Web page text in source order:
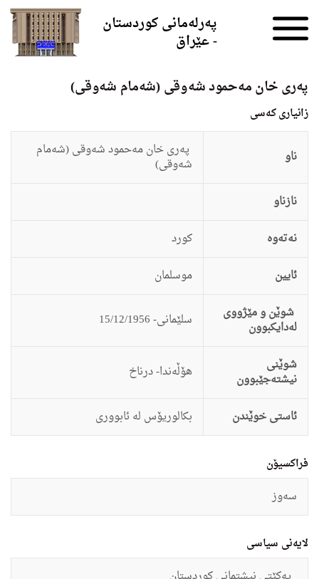
پەرلەمانی کوردستان
- عێراق
په‌رى خان مه‌حمود شه‌وقی (شه‌مام شه‌وقى)
زانيارى کەسی
ناو په‌رى خان مه‌حمود شه‌وقی (شه‌مام
شه‌وقى)
نازناو
نەتەوە
كورد
ئایین
موسلمان
شوێن و مێژووی
لەدایکبوون سلێمانى- 15/12/1956
شوێنی
نیشتەجێبوون هۆڵه‌ندا- درناخ
ئاستى خوێندن بكالوریۆس له‌ ئابوورى
فراکسیۆن
سه‌وز
لایەنی سیاسی